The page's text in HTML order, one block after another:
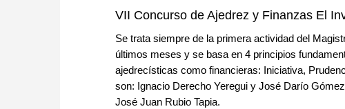
VII Concurso de Ajedrez y Finanzas El
Se trata siempre de la primera actividad del
últimos meses y se basa en 4 principios
ajedrecísticas como financieras: Iniciativa,
son: Ignacio Derecho Yeregui y José Darío
José Juan Rubio Tapia.